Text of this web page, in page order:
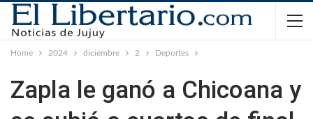
Home 2024 diciembre 2 Deportes
Zapla le ganó a Chicoana y